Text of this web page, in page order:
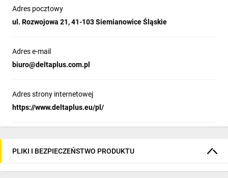
Adres pocztowy
ul. Rozwojowa 21, 41-103 Siemianowice Śląskie
Adres e-mail
biuro@deltaplus.com.pl
Adres strony internetowej
https://www.deltaplus.eu/pl/
PLIKI I BEZPIECZEŃSTWO PRODUKTU